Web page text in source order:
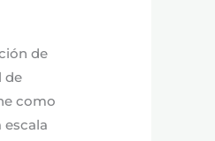
de
de
como